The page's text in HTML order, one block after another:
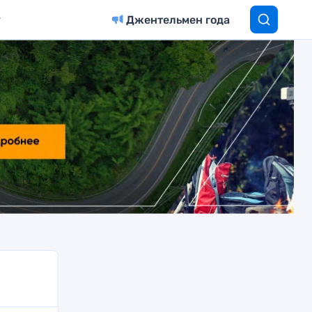
Джентельмен года